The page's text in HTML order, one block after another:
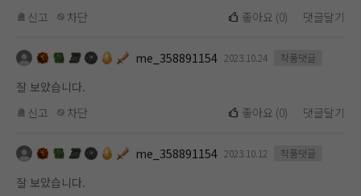
신고
차단 좋아요 (0) 댓글달기
me_358891154 2023.10.24 작품댓글
잘 보았습니다.
신고
차단 좋아요 (0) 댓글달기
me_358891154 2023.10.12 작품댓글
잘 보았습니다.